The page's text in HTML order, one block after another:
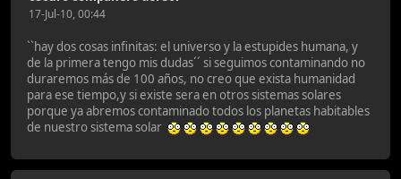
17-Jul-10, 00:44
``hay dos cosas infinitas: el universo y la estupides humana, y
de la primera tengo mis dudas´´ si seguimos contaminando no
duraremos más de 100 años, no creo que exista humanidad
para ese tiempo,y si existe sera en otros sistemas solares
porque ya abremos contaminado todos los planetas habitables
de nuestro sistema solar